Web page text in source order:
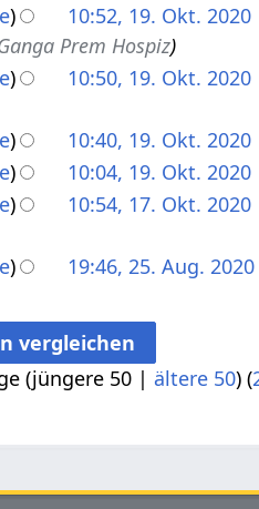
10:52, 19. Okt. 2020
Prem Hospiz
10:50, 19. Okt. 2020
10:40, 19. Okt. 2020
10:04, 19. Okt. 2020
10:54, 17. Okt. 2020
19:46, 25. Aug. 2020
(jüngere 50 | ältere 50) (